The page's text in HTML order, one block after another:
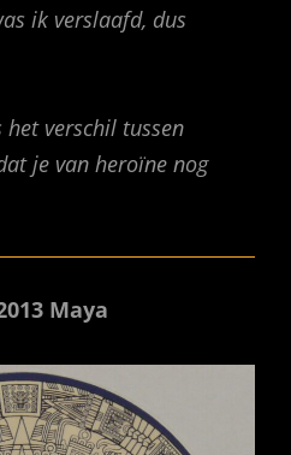
ik verslaafd, dus
het verschil tussen
je van heroïne nog
Maya